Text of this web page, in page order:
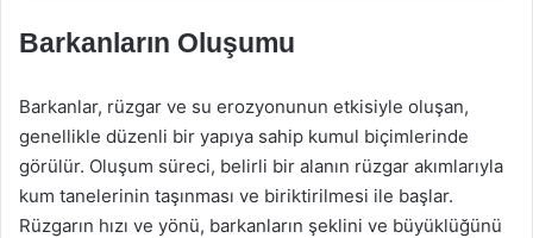
Barkanların Oluşumu
Barkanlar, rüzgar ve su erozyonunun etkisiyle oluşan,
genellikle düzenli bir yapıya sahip kumul biçimlerinde
görülür. Oluşum süreci, belirli bir alanın rüzgar akımlarıyla
kum tanelerinin taşınması ve biriktirilmesi ile başlar.
Rüzgarın hızı ve yönü, barkanların şeklini ve büyüklüğünü